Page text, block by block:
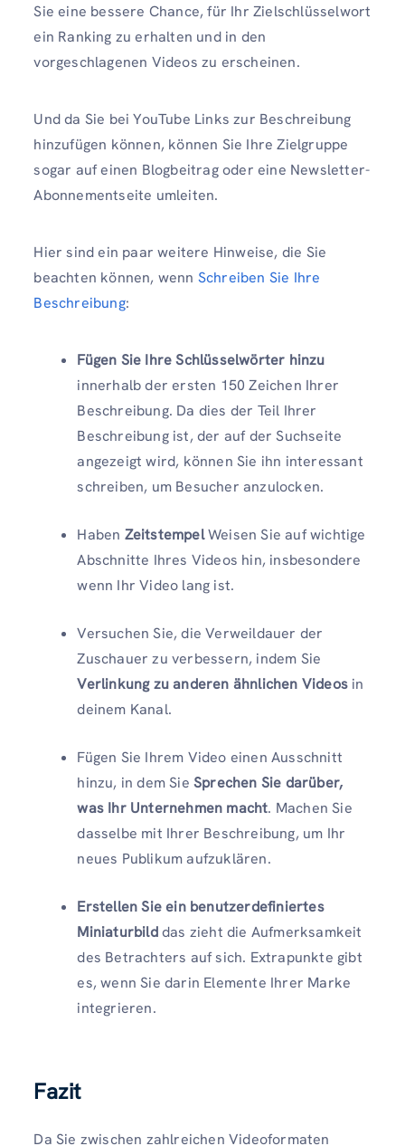
Sie eine bessere Chance, für Ihr Zielschlüsselwort
ein Ranking zu erhalten und in den
vorgeschlagenen Videos zu erscheinen.
Und da Sie bei YouTube Links zur Beschreibung
hinzufügen können, können Sie Ihre Zielgruppe
sogar auf einen Blogbeitrag oder eine Newsletter-
Abonnementseite umleiten.
Hier sind ein paar weitere Hinweise, die Sie
beachten können, wenn Schreiben Sie Ihre
Beschreibung:
Fügen Sie Ihre Schlüsselwörter hinzu
innerhalb der ersten 150 Zeichen Ihrer
Beschreibung. Da dies der Teil Ihrer
Beschreibung ist, der auf der Suchseite
angezeigt wird, können Sie ihn interessant
schreiben, um Besucher anzulocken.
Haben ZeitstempelWeisen Sie auf wichtige
Abschnitte Ihres Videos hin, insbesondere
wenn Ihr Video lang ist.
Versuchen Sie, die Verweildauer der
Zuschauer zu verbessern, indem Sie
Verlinkung zu anderen ähnlichen Videos in
deinem Kanal.
Fügen Sie Ihrem Video einen Ausschnitt
hinzu, in dem Sie Sprechen Sie darüber,
was Ihr Unternehmen macht. Machen Sie
dasselbe mit Ihrer Beschreibung, um Ihr
neues Publikum aufzuklären.
Erstellen Sie ein benutzerdefiniertes
Miniaturbilddas zieht die Aufmerksamkeit
des Betrachters auf sich. Extrapunkte gibt
es, wenn Sie darin Elemente Ihrer Marke
integrieren.
Fazit
Da Sie zwischen zahlreichen Videoformaten